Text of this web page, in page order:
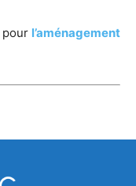
pour l’aménagement